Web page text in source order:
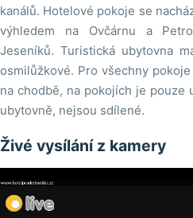
kanálů. Hotelové pokoje se
výhledem na Ovčárnu a
Jeseníků. Turistická ubytovna
osmilůžkové. Pro všechny
na chodbě, na pokojích je pouze
ubytovně, nejsou sdílené.
Živé vysílání z kamery